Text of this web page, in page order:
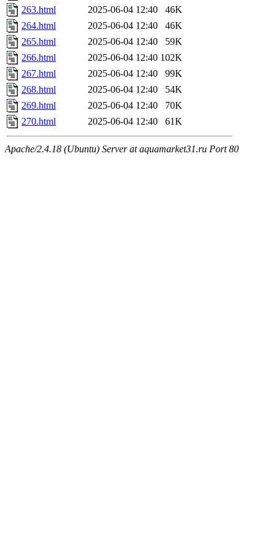
263.html
2025-06-04 12:40
46K
264.html
2025-06-04 12:40
46K
265.html
2025-06-04 12:40
59K
266.html
2025-06-04 12:40 102K
267.html
2025-06-04 12:40
99K
268.html
2025-06-04 12:40
54K
269.html
2025-06-04 12:40
70K
270.html
2025-06-04 12:40 61K
Apache/2.4.18 (Ubuntu) Server at aquamarket31.ru Port 80